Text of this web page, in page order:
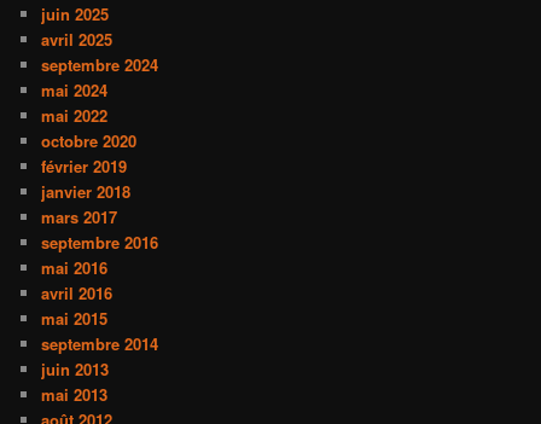
juin 2025
avril 2025
septembre 2024
mai 2024
mai 2022
octobre 2020
février 2019
janvier 2018
mars 2017
septembre 2016
mai 2016
avril 2016
mai 2015
septembre 2014
juin 2013
mai 2013